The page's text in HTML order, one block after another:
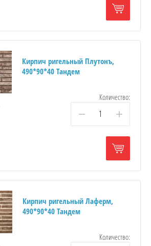
Кирпич ригельный Плутонъ,
490*90*40 Тандем
Количество:
− +
Кирпич ригельный Лаферм,
490*90*40 Тандем
Количество: